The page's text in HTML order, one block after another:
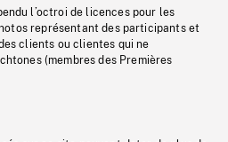
l’octroi de licences pour les
représentant des participants et
clients ou clientes qui ne
(membres des Premières